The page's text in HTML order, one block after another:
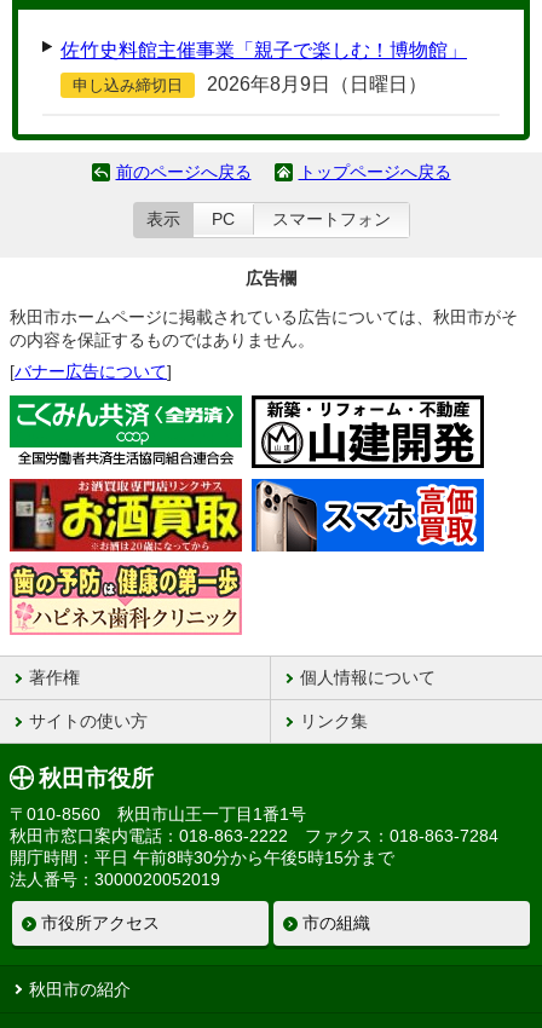
佐竹史料館主催事業「親子で楽しむ！博物館」
申し込み締切日 2026年8月9日（日曜日）
前のページへ戻る トップページへ戻る
表示 PC スマートフォン
広告欄
秋田市ホームページに掲載されている広告については、秋田市がそ
の内容を保証するものではありません。
[バナー広告について]
著作権 個人情報について
サイトの使い方 リンク集
秋田市役所
〒010-8560 秋田市山王一丁目1番1号
秋田市窓口案内電話：018-863-2222 ファクス：018-863-7284
開庁時間：平日 午前8時30分から午後5時15分まで
法人番号：3000020052019
市役所アクセス 市の組織
秋田市の紹介